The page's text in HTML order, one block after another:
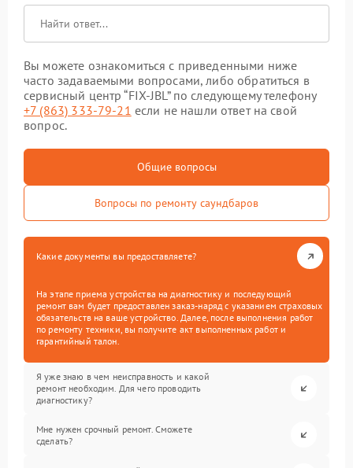
Вы можете ознакомиться с приведенными ниже
часто задаваемыми вопросами, либо обратиться в
сервисный центр “FIX-JBL” по следующему телефону
+7 (863) 333-79-21 если не нашли ответ на свой
вопрос.
Общие вопросы
Вопросы по ремонту саундбаров
Какие документы вы предоставляете?
На этапе приема устройства на диагностику и последующий
ремонт вам будет предоставлен заказ-наряд с указанием страховых
обязательств на ваше устройство. Далее, после выполнения работ
по ремонту техники, вы получите акт выполненных работ и
гарантийный талон.
Я уже знаю в чем неисправность и какой
ремонт необходим. Для чего проводить
диагностику?
Мне нужен срочный ремонт. Сможете
сделать?